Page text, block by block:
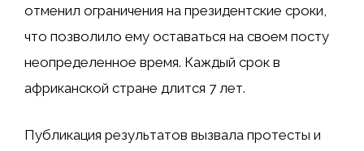
отменил ограничения на президентские сроки,
что позволило ему оставаться на своем посту
неопределенное время. Каждый срок в
африканской стране длится 7 лет.
Публикация результатов вызвала протесты и